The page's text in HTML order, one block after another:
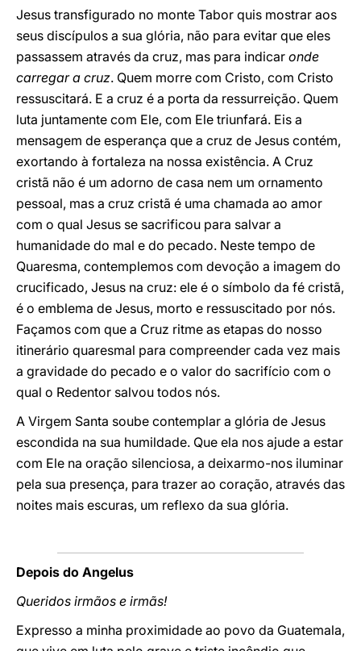
Jesus transfigurado no monte Tabor quis mostrar aos
seus discípulos a sua glória, não para evitar que eles
passassem através da cruz, mas para indicar onde
carregar a cruz. Quem morre com Cristo, com Cristo
ressuscitará. E a cruz é a porta da ressurreição. Quem
luta juntamente com Ele, com Ele triunfará. Eis a
mensagem de esperança que a cruz de Jesus contém,
exortando à fortaleza na nossa existência. A Cruz
cristã não é um adorno de casa nem um ornamento
pessoal, mas a cruz cristã é uma chamada ao amor
com o qual Jesus se sacrificou para salvar a
humanidade do mal e do pecado. Neste tempo de
Quaresma, contemplemos com devoção a imagem do
crucificado, Jesus na cruz: ele é o símbolo da fé cristã,
é o emblema de Jesus, morto e ressuscitado por nós.
Façamos com que a Cruz ritme as etapas do nosso
itinerário quaresmal para compreender cada vez mais
a gravidade do pecado e o valor do sacrifício com o
qual o Redentor salvou todos nós.
A Virgem Santa soube contemplar a glória de Jesus
escondida na sua humildade. Que ela nos ajude a estar
com Ele na oração silenciosa, a deixarmo-nos iluminar
pela sua presença, para trazer ao coração, através das
noites mais escuras, um reflexo da sua glória.
Depois do Angelus
Queridos irmãos e irmãs!
Expresso a minha proximidade ao povo da Guatemala,